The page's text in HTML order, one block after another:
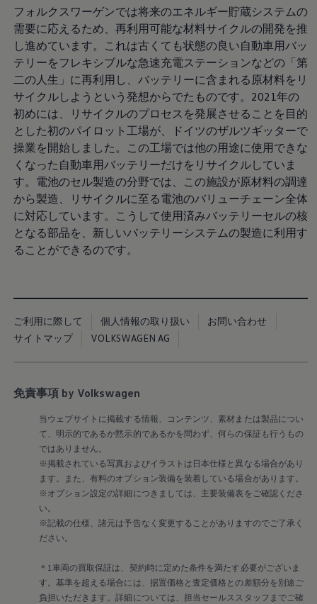
お客様情報
リサイクルへの取組み
警告灯とインジケーターランプ
特定整備情報
ユーザーガイド
運転上の注意
自動車リサイクル法
ロイヤリティプログラム
安心プログラム
メンテナンスプログラム
延長保証ウォルフィサポート
カスタマーセンター
タイヤパンク補償
認定中古車
“Certified Pre-Owned”の品質とは
延長保証サービスガイド
9つの約束
スマート買取
キャンペーン/ファイナンスプログラム
フォルクスワーゲンについて
採用情報
正規ディーラー地域別採用情報
倫理・リスク管理・コンプライアンス
プレスリリース
2022
2020
2019
2018
2017
2016
2015
リコール関連情報
フォルクスワーゲンでは将来のエネルギー貯蔵システムの
需要に応えるため、再利用可能な材料サイクルの開発を推
し進めています。これは古くても状態の良い自動車用バッ
テリーをフレキシブルな急速充電ステーションなどの「第
二の人生」に再利用し、バッテリーに含まれる原材料をリ
サイクルしようという発想からでたものです。2021年の
初めには、リサイクルのプロセスを発展させることを目的
とした初のパイロット工場が、ドイツのザルツギッターで
操業を開始しました。この工場では他の用途に使用できな
くなった自動車用バッテリーだけをリサイクルしていま
す。電池のセル製造の分野では、この施設が原材料の調達
から製造、リサイクルに至る電池のバリューチェーン全体
に対応しています。こうして使用済みバッテリーセルの核
となる部品を、新しいバッテリーシステムの製造に利用す
ることができるのです。
ご利用に際して 個人情報の取り扱い
お問い合わせ
サイトマップ
VOLKSWAGEN AG
免責事項 by Volkswagen
当ウェブサイトに掲載する情報、コンテンツ、素材または製品につい
て、明示的であるか黙示的であるかを問わず、何らの保証も行うもの
ではありません。
※掲載されている写真およびイラストは日本仕様と異なる場合があり
ます。また、有料のオプション装備を装着している場合があります。
※オプション設定の詳細につきましては、主要装備表をご確認くださ
い。
※記載の仕様、諸元は予告なく変更することがありますのでご了承く
ださい。
＊1車両の買取保証は、契約時に定めた条件を満たす必要がございま
す。基準を超える場合には、据置価格と査定価格との差額分を別途ご
負担いただきます。詳細については、担当セールススタッフまでご確